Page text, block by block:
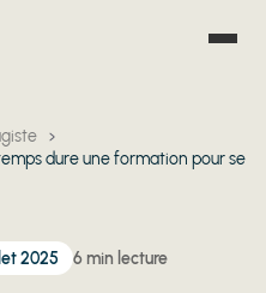
dure une formation pour se
2025 6 min lecture